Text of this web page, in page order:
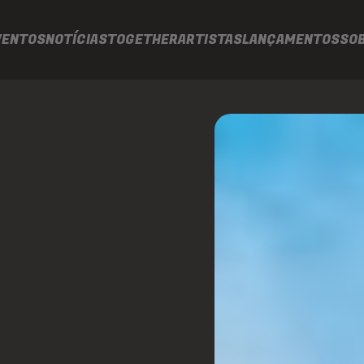
NOTÍCIASTOGETHERARTISTASLANÇAMENTOS